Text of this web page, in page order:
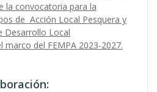
la convocatoria para la
de Acción Local Pesquera y
Desarrollo Local
marco del FEMPA 2023-2027.